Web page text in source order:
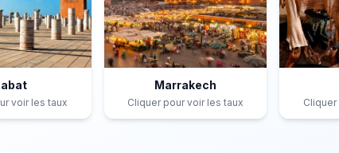
voir les taux
Marrakech
Cliquer pour voir les taux